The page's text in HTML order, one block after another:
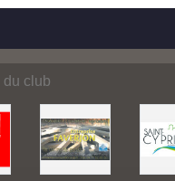
du club